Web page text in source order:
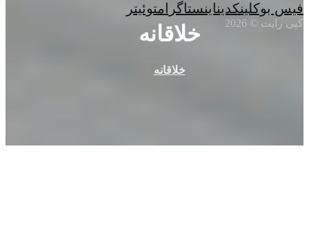
فیس بوکلینکدیناینستاگرامتوئیتر
کپی رایت © 2026 خلاقانه
خلاقانه